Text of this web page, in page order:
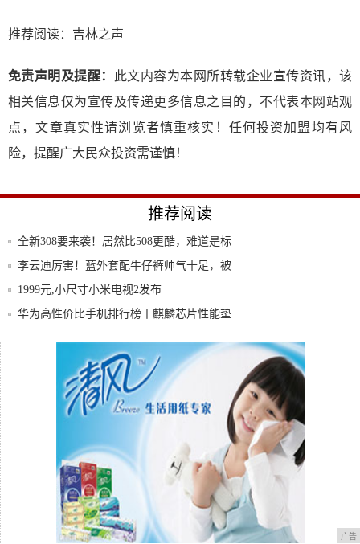
推荐阅读： 吉林之声
免责声明及提醒：
此文内容为本网所转载企业宣传资讯，该
相关信息仅为宣传及传递更多信息之目的，不代表本网站观
点，文章真实性请浏览者慎重核实！任何投资加盟均有风
险，提醒广大民众投资需谨慎！
推荐阅读
全新308要来袭！居然比508更酷，难道是标
李云迪厉害！蓝外套配牛仔裤帅气十足，被
钢琴演
1999元,小尺寸小米电视2发布
华为高性价比手机排行榜丨麒麟芯片性能垫
热门5G手机盘点(三):3000元以上档位,
广告